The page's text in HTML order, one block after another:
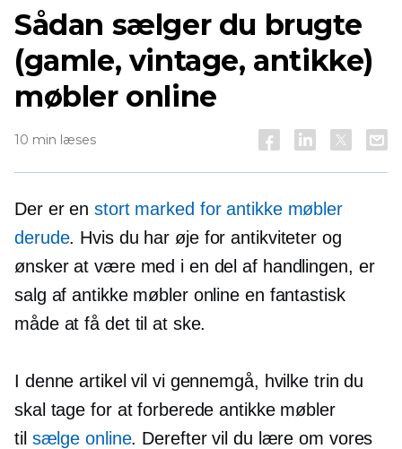
Sådan sælger du brugte
(gamle, vintage, antikke)
møbler online
10 min læses
Der er enstort marked for antikke møbler
derude. Hvis du har øje for antikviteter og
ønsker at være med i en del af handlingen, er
salg af antikke møbler online en fantastisk
måde at få det til at ske.
I denne artikel vil vi gennemgå, hvilke trin du
skal tage for at forberede antikke møbler
til sælge online. Derefter vil du lære om vores